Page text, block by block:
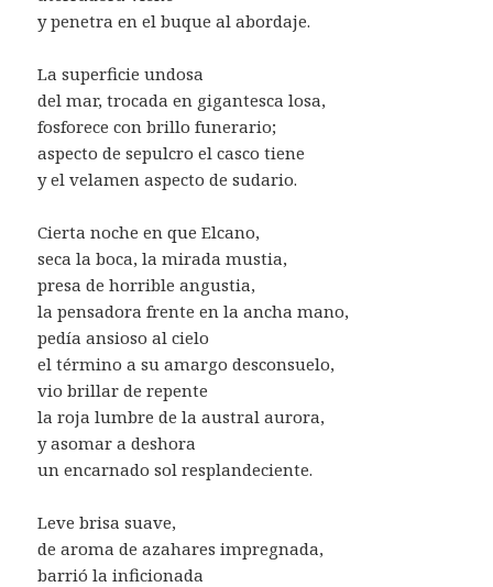
y penetra en el buque al abordaje.
La superficie undosa
del mar, trocada en gigantesca losa,
fosforece con brillo funerario;
aspecto de sepulcro el casco tiene
y el velamen aspecto de sudario.
Cierta noche en que Elcano,
seca la boca, la mirada mustia,
presa de horrible angustia,
la pensadora frente en la ancha mano,
pedía ansioso al cielo
el término a su amargo desconsuelo,
vio brillar de repente
la roja lumbre de la austral aurora,
y asomar a deshora
un encarnado sol resplandeciente.
Leve brisa suave,
de aroma de azahares impregnada,
barrió la inficionada